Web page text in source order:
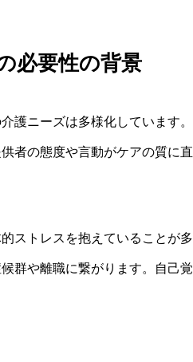
必要性の背景
護ニーズは多様化しています
者の態度や言動がケアの質に
ストレスを抱えていることが
群や離職に繋がります。自己